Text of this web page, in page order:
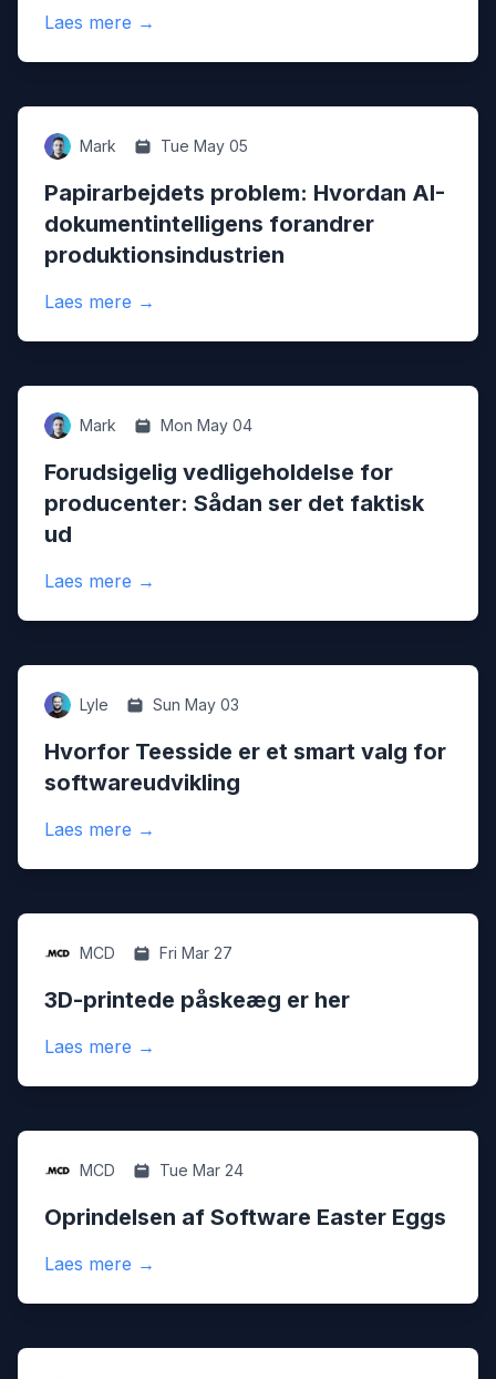
Laes mere Made Smarter: Hvad det er og hvordan
→
Ai Mark Tue May 05
Papirarbejdets problem: Hvordan AI-
dokumentintelligens forandrer
produktionsindustrien
Laes mere Papirarbejdets problem: Hvordan AI-
→
Predictive-maintenance
Mark Mon May 04
Forudsigelig vedligeholdelse for
producenter: Sådan ser det faktisk
ud
Laes mere Forudsigelig vedligeholdelse for
→
Teesside
Lyle Sun May 03
Hvorfor Teesside er et smart valg for
softwareudvikling
Laes mere Hvorfor Teesside er et smart valg for
→
Seasonal
MCD Fri Mar 27
3D-printede påskeæg er her
Laes mere 3D-printede påskeæg er her
→
Seasonal
MCD Tue Mar 24
Oprindelsen af Software Easter Eggs
Laes mere Oprindelsen af Software Easter Eggs
→